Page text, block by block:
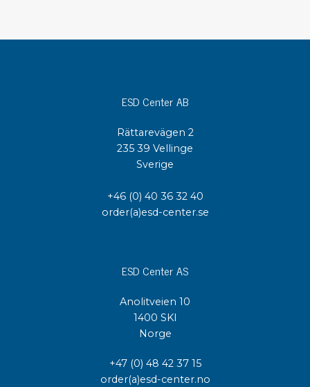
ESD Center AB
Rättarevägen 2
235 39 Vellinge
Sverige
+46 (0) 40 36 32 40
order(a)esd-center.se
ESD Center AS
Anolitveien 10
1400 SKI
Norge
+47 (0) 48 42 37 15
order(a)esd-center.no